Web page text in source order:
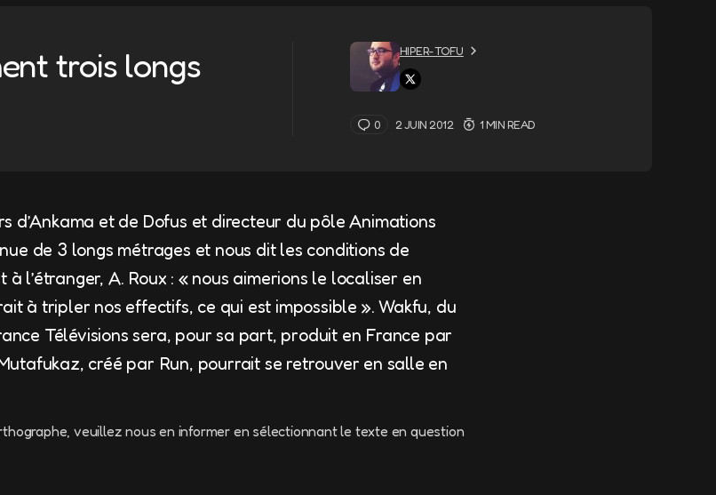
trois longs
HIPER-TOFU
0 2 JUIN 2012 1 MIN READ
d’Ankama et de Dofus et directeur du pôle Animations
de 3 longs métrages et nous dit les conditions de
l’étranger, A. Roux : « nous aimerions le localiser en
à tripler nos effectifs, ce qui est impossible ». Wakfu, du
Télévisions sera, pour sa part, produit en France par
créé par Run, pourrait se retrouver en salle en
veuillez nous en informer en sélectionnant le texte en question